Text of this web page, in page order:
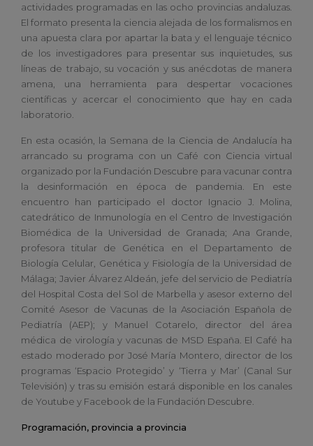
actividades programadas en las ocho provincias andaluzas.
El formato presenta la ciencia alejada de los formalismos en
una apuesta clara por apartar la bata y el lenguaje técnico
de los investigadores para presentar sus inquietudes, sus
líneas de trabajo, su vocación y sus anécdotas de manera
amena, una herramienta para despertar vocaciones
científicas y acercar el conocimiento que hay en cada
laboratorio.
En esta ocasión, la Semana de la Ciencia de Andalucía ha
arrancado su programa con un Café con Ciencia virtual
organizado por la Fundación Descubre para vacunar contra
la desinformación en época de pandemia. En este
encuentro han participado el doctor Ignacio J. Molina,
catedrático de Inmunología en el Centro de Investigación
Biomédica de la Universidad de Granada; Ana Grande,
profesora titular de Genética en el Departamento de
Biología Celular, Genética y Fisiología de la Universidad de
Málaga; Javier Álvarez Aldeán, jefe del servicio de Pediatría
del Hospital Costa del Sol de Marbella y asesor externo del
Comité Asesor de Vacunas de la Asociación Española de
Pediatría (AEP); y Manuel Cotarelo, director del área
médica de virología y vacunas de MSD España. El Café ha
estado moderado por José María Montero, director de los
programas ‘Espacio Protegido’ y ‘Tierra y Mar’ (Canal Sur
Televisión) y tras su emisión estará disponible en los canales
de Youtube y Facebook de la Fundación Descubre.
Programación, provincia a provincia